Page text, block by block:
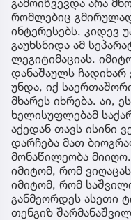
რომლებიც
ინტერესებს, კიდევ
გაუხსნიდა ამ
ლეგიტიმაციას.
დანაშაულს ჩადიხარ
უნდა, იქ
მხარეს იხრება. აი,
ხელისუფლებამ
აქედან თავს ისინი
დარჩება მათ
მონაწილეობა
იმიტომ, რომ
იმიტომ, რომ
განმეორდეს ასეთი
თენგიზ